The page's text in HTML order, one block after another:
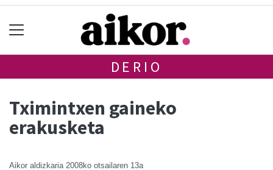
DERIO
Tximintxen gaineko
erakusketa
Aikor aldizkaria 2008ko otsailaren 13a